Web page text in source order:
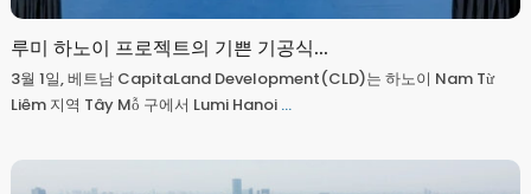
루미 하노이 프로젝트의 기쁜 기공식...
3월 1일, 베트남 CapitaLand Development(CLD)는 하노이 Nam Từ
Liêm 지역 Tây Mỗ 구에서 Lumi Hanoi ...